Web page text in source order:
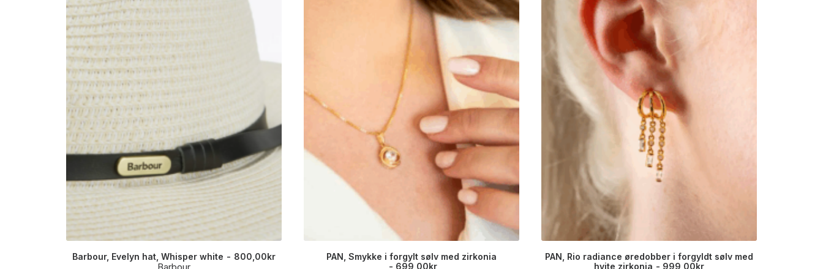
Barbour, Evelyn hat, Whisper white 800,00kr
Barbour
PAN, Smykke i forgylt sølv med zirkonia
699,00kr
PAN, Rio radiance øredobber i forgyldt sølv med
hvite zirkonia
999,00kr